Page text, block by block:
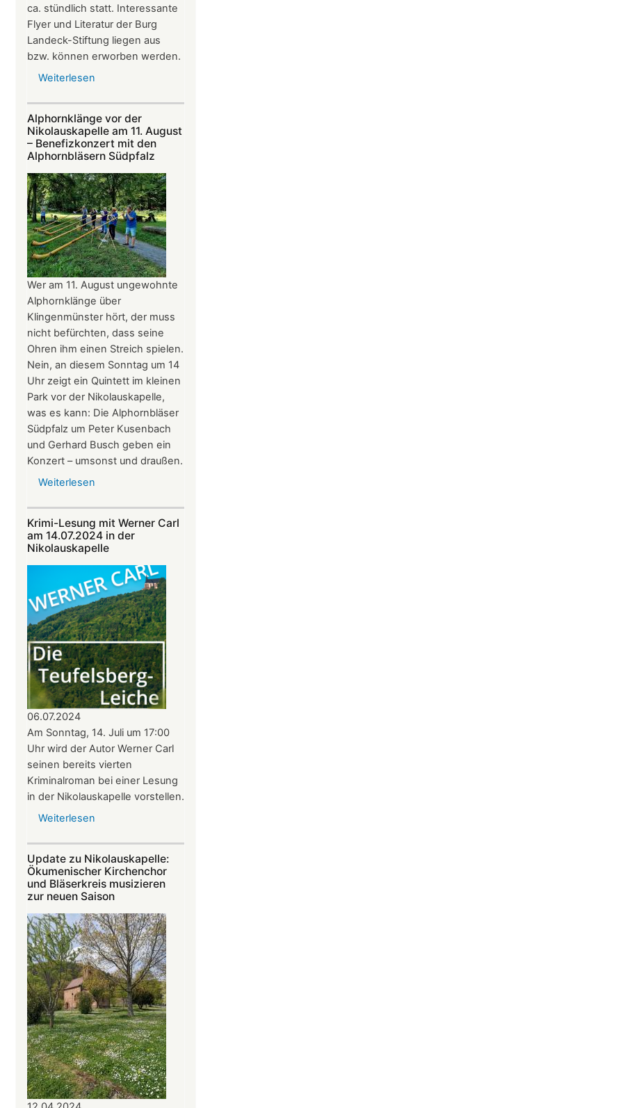
ca. stündlich statt. Interessante
Flyer und Literatur der Burg
Landeck-Stiftung liegen aus
bzw. können erworben werden.
Weiterlesen
bei
Klingenmünster
ist
am
Tag
des
offenen
Denkmals
am
8.
September
2024
ganztägig
für
Besucher
geöffnet.
Alphornklänge vor der
Nikolauskapelle am 11. August
– Benefizkonzert mit den
Alphornbläsern Südpfalz
Wer am 11. August ungewohnte
Alphornklänge über
Klingenmünster hört, der muss
nicht befürchten, dass seine
Ohren ihm einen Streich spielen.
Nein, an diesem Sonntag um 14
Uhr zeigt ein Quintett im kleinen
Park vor der Nikolauskapelle,
was es kann: Die Alphornbläser
Südpfalz um Peter Kusenbach
und Gerhard Busch geben ein
Konzert – umsonst und draußen.
Weiterlesen
der
Nikolauskapelle
am
11.
August
–
Benefizkonzert
mit
den
Alphornbläsern
Südpfalz
Krimi-Lesung mit Werner Carl
am 14.07.2024 in der
Nikolauskapelle
06.07.2024
Am Sonntag, 14. Juli um 17:00
Uhr wird der Autor Werner Carl
seinen bereits vierten
Kriminalroman bei einer Lesung
in der Nikolauskapelle vorstellen.
Weiterlesen
mit
Werner
Carl
am
14.07.2024
in
der
Nikolauskapelle
Update zu Nikolauskapelle:
Ökumenischer Kirchenchor
und Bläserkreis musizieren
zur neuen Saison